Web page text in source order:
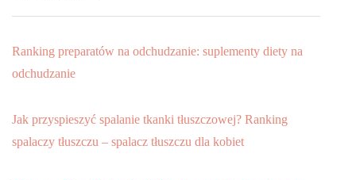
Ranking preparatów na odchudzanie: suplementy diety na
odchudzanie
Jak przyspieszyć spalanie tkanki tłuszczowej? Ranking
spalaczy tłuszczu – spalacz tłuszczu dla kobiet